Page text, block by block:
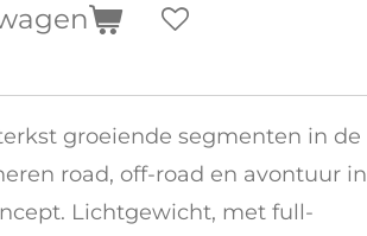
groeiende segmenten in de
road, off-road en avontuur in
Lichtgewicht, met full-